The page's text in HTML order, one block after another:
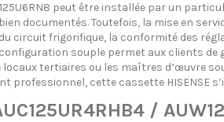
peut être installée par un
documentés. Toutefois, la mise en
circuit frigorifique, la conformité des
souple permet aux clients
tertiaires ou les maîtres d’œuvre
professionnel, cette cassette HISENSE
/